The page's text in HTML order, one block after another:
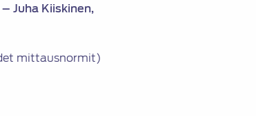
Juha Kiiskinen,
mittausnormit)